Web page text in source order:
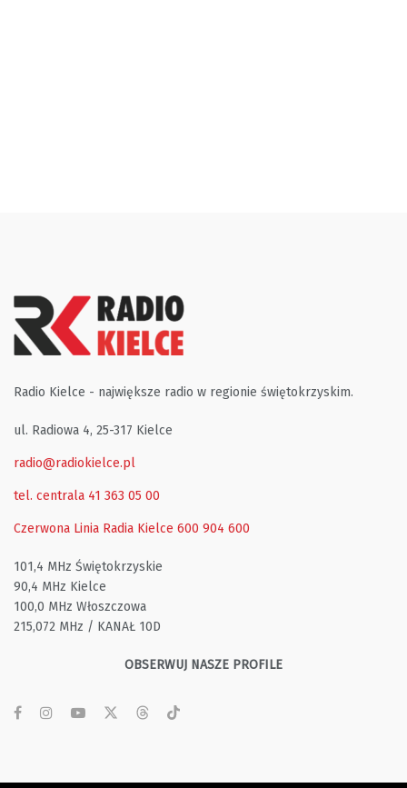
Radio Kielce - największe radio w regionie świętokrzyskim.
ul. Radiowa 4, 25-317 Kielce
radio@radiokielce.pl
tel. centrala 41 363 05 00
Czerwona Linia Radia Kielce 600 904 600
101,4 MHz Świętokrzyskie
90,4 MHz Kielce
100,0 MHz Włoszczowa
215,072 MHz / KANAŁ 10D
OBSERWUJ NASZE PROFILE